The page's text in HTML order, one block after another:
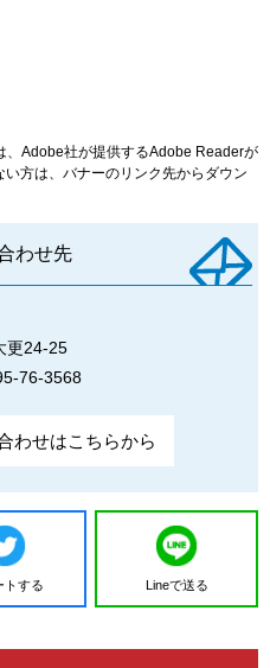
、Adobe社が提供するAdobe Readerが
方は、バナーのリンク先からダウン
わせ先
更24-25
76-3568
わせはこちらから
トする Lineで送る